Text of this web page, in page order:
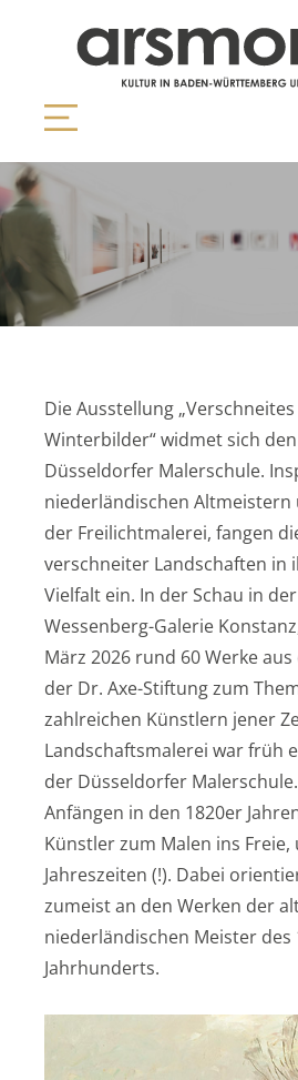
Die Ausstellung „Verschneites
Winterbilder“ widmet sich
Düsseldorfer Malerschule.
niederländischen Altmeistern
der Freilichtmalerei, fangen
verschneiter Landschaften in
Vielfalt ein. In der Schau in
Wessenberg-Galerie
März 2026 rund 60 Werke
der Dr. Axe-Stiftung zum
zahlreichen Künstlern jener
Landschaftsmalerei war früh
der Düsseldorfer
Anfängen in den 1820er
Künstler zum Malen ins Freie,
Jahreszeiten (!). Dabei
zumeist an den Werken der
niederländischen Meister des
Jahrhunderts.